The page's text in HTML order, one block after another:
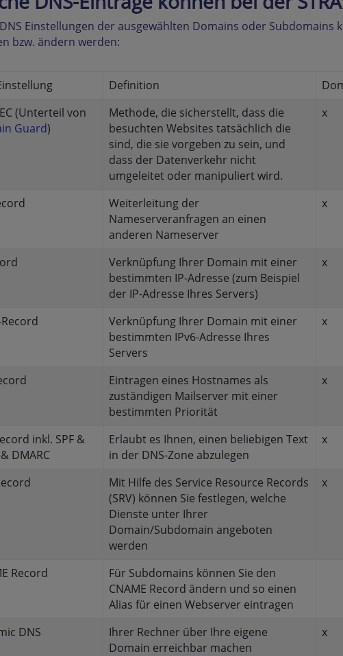
Einstellungen der ausgewählten Domains oder Subdomains
bzw. ändern werden:
Definition
(Unterteil von
Guard)
Methode, die sicherstellt, dass die
besuchten Websites tatsächlich die
sind, die sie vorgeben zu sein, und
dass der Datenverkehr nicht
umgeleitet oder manipuliert wird.
x
Weiterleitung der
Nameserveranfragen an einen
anderen Nameserver
x
Verknüpfung Ihrer Domain mit einer
bestimmten IP-Adresse (zum Beispiel
der IP-Adresse Ihres Servers)
x
Verknüpfung Ihrer Domain mit einer
bestimmten IPv6-Adresse Ihres
Servers
x
Eintragen eines Hostnames als
zuständigen Mailserver mit einer
bestimmten Priorität
x
inkl. SPF &
DMARC
Erlaubt es Ihnen, einen beliebigen Text
in der DNS-Zone abzulegen
x
Mit Hilfe des Service Resource Records
(SRV) können Sie festlegen, welche
Dienste unter Ihrer
Domain/Subdomain angeboten
werden
x
Record
Für Subdomains können Sie den
CNAME Record ändern und so einen
Alias für einen Webserver eintragen
DNS
Ihrer Rechner über Ihre eigene
Domain erreichbar machen
x